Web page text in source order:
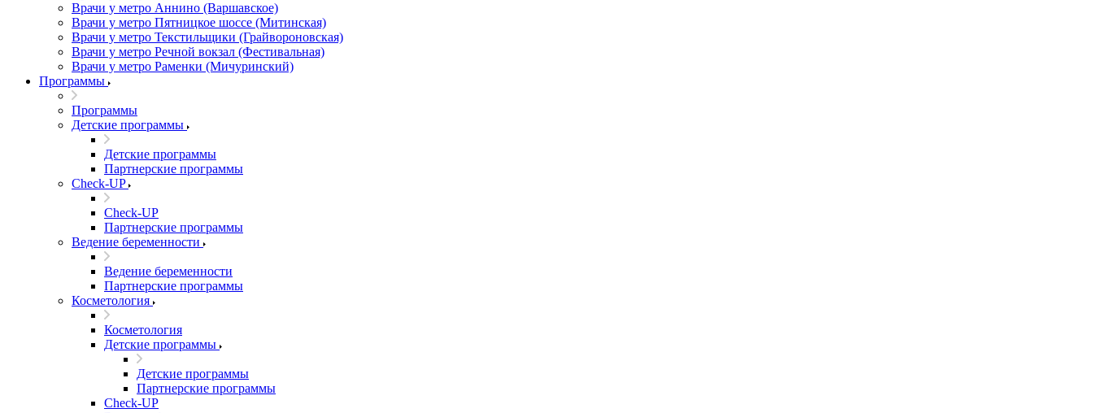
Врачи у метро Аннино (Варшавское)
Врачи у метро Пятницкое шоссе (Митинская)
Врачи у метро Текстильщики (Грайвороновская)
Врачи у метро Речной вокзал (Фестивальная)
Врачи у метро Раменки (Мичуринский)
Программы
Программы
Детские программы
Детские программы
Партнерские программы
Check-UP
Check-UP
Партнерские программы
Ведение беременности
Ведение беременности
Партнерские программы
Косметология
Косметология
Детские программы
Детские программы
Партнерские программы
Check-UP